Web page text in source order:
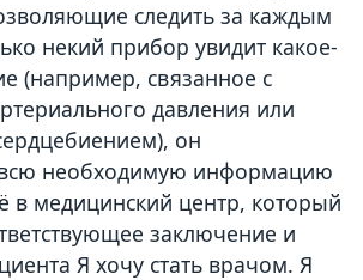
следить за каждым
некий прибор увидит какое-
(например, связанное с
давления или
он
необходимую информацию
в медицинский центр, который
заключение и
Я хочу стать врачом. Я